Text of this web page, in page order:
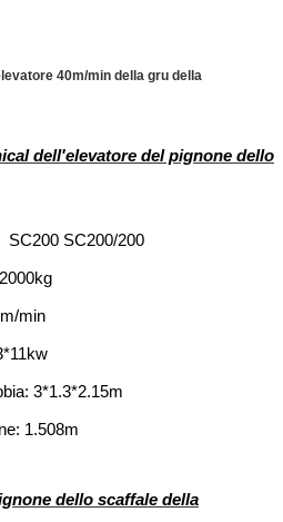
40m/min della gru della
dell'elevatore del pignone dello
SC200/200
min
3*1.3*2.15m
1.508m
dello scaffale della